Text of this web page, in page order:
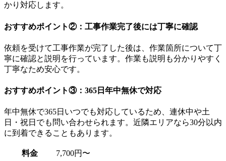
かり対応します。
おすすめポイント②：工事作業完了後には丁寧に確認
依頼を受けて工事作業が完了した後は、作業箇所について丁
寧に確認と説明を行っています。作業も説明も分かりやすく
丁寧なため安心です。
おすすめポイント③：365日年中無休で対応
年中無休で365日いつでも対応しているため、連休中や土
日・祝日でも問い合わせられます。近隣エリアなら30分以内
に到着できることもあります。
料金
7,700円〜